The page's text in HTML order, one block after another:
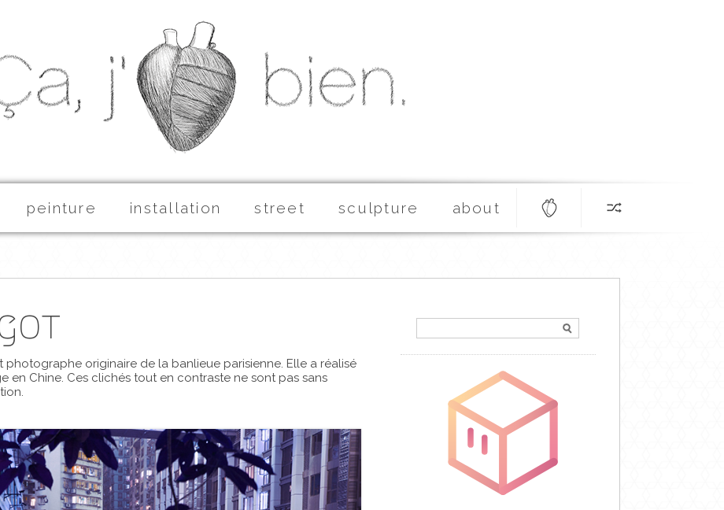
peinture installation street sculpture about
photographe originaire de la banlieue parisienne. Elle a réalisé
en Chine. Ces clichés tout en contraste ne sont pas sans